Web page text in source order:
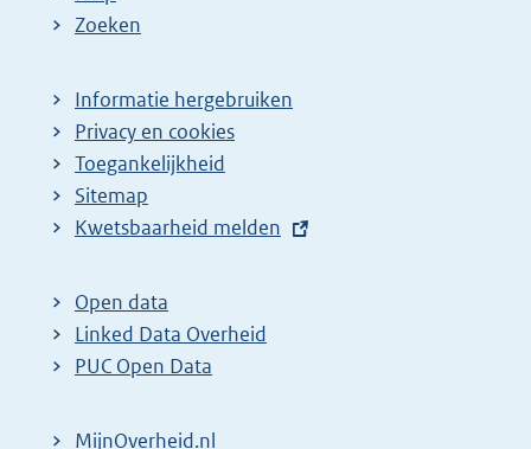
Zoeken
Informatie hergebruiken
Privacy en cookies
Toegankelijkheid
Sitemap
E
t
e
r
Kwetsbaarheid melden
Open data
Linked Data Overheid
PUC Open Data
MijnOverheid.nl